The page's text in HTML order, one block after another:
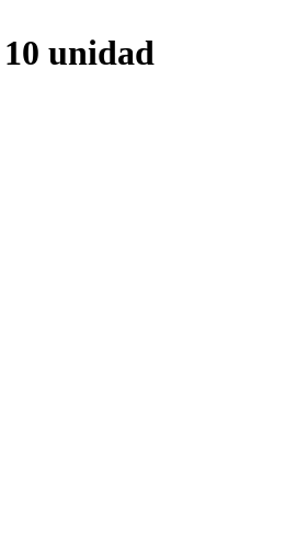
unidad